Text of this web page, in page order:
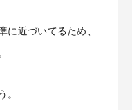
近づいてるため、